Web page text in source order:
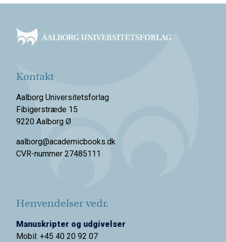
Kontakt
Aalborg Universitetsforlag
Fibigerstræde 15
9220 Aalborg Ø
aalborg@academicbooks.dk
CVR-nummer 27485111
Henvendelser vedr.
Manuskripter og udgivelser
Mobil: +45 40 20 92 07